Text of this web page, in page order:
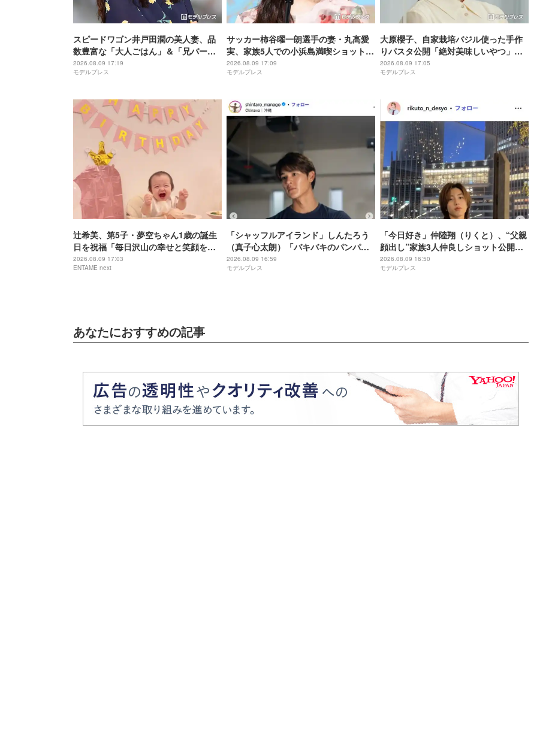
スピードワゴン井戸田潤の美人妻、品
数豊富な「大人ごはん」＆「兄バーグ
ごはん」披露に反響「ズラリと並んで
て豪華」「小さい海苔巻きがかわい
2026.08.09 17:19
モデルプレス
サッカー柿谷曜一朗選手の妻・丸高愛
実、家族5人での小浜島満喫ショット公
開「お揃いのお洋服可愛い」「美男美
女揃い」と反響
2026.08.09 17:09
モデルプレス
大原櫻子、自家栽培バジル使った手作
りパスタ公開「絶対美味しいやつ」
「センス良すぎる」と絶賛の声
2026.08.09 17:05
モデルプレス
辻希美、第5子・夢空ちゃん1歳の誕生
日を祝福「毎日沢山の幸せと笑顔を本
当にありがとう」
2026.08.09 17:03
ENTAME next
「シャッフルアイランド」しんたろう
（真子心太朗）「バキバキのパンパン
マンだった2年前」肉体美際立つ上裸シ
ョット公開「彫刻みたい」「思わず見
2026.08.09 16:59
モデルプレス
「今日好き」仲陸翔（りくと）、“父親
顔出し”家族3人仲良しショット公開
「素敵な親子関係」「お父さん面白す
ぎる」の声
2026.08.09 16:50
モデルプレス
あなたにおすすめの記事